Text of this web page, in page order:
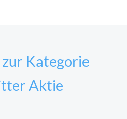
Kategorie
Aktie